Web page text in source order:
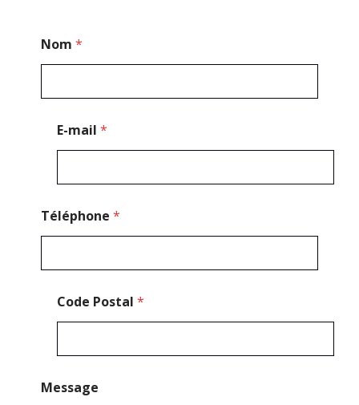
P
o
Nom *
E-mail *
Téléphone *
Code Postal *
Message